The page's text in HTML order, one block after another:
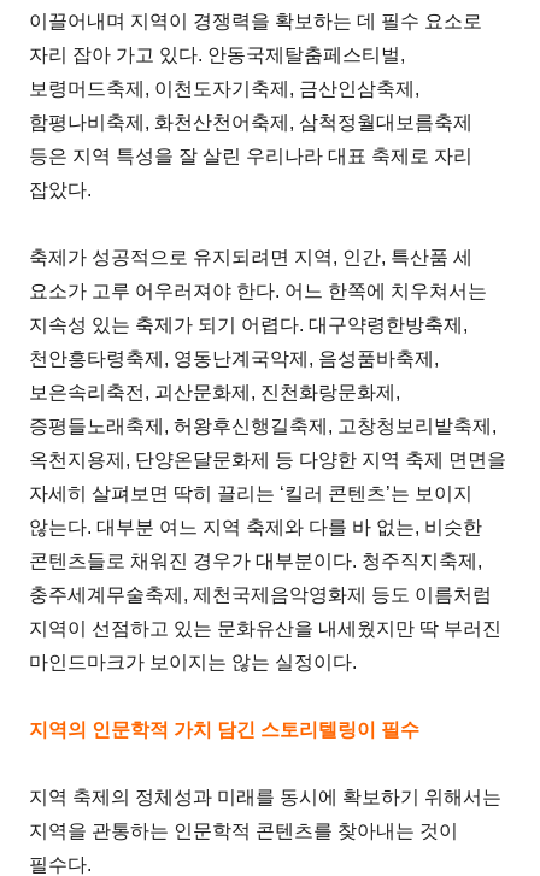
이끌어내며 지역이 경쟁력을 확보하는 데 필수 요소로
자리 잡아 가고 있다. 안동국제탈춤페스티벌,
보령머드축제, 이천도자기축제, 금산인삼축제,
함평나비축제, 화천산천어축제, 삼척정월대보름축제
등은 지역 특성을 잘 살린 우리나라 대표 축제로 자리
잡았다.
축제가 성공적으로 유지되려면 지역, 인간, 특산품 세
요소가 고루 어우러져야 한다. 어느 한쪽에 치우쳐서는
지속성 있는 축제가 되기 어렵다. 대구약령한방축제,
천안흥타령축제, 영동난계국악제, 음성품바축제,
보은속리축전, 괴산문화제, 진천화랑문화제,
증평들노래축제, 허왕후신행길축제, 고창청보리밭축제,
옥천지용제, 단양온달문화제 등 다양한 지역 축제 면면을
자세히 살펴보면 딱히 끌리는 ‘킬러 콘텐츠’는 보이지
않는다. 대부분 여느 지역 축제와 다를 바 없는, 비슷한
콘텐츠들로 채워진 경우가 대부분이다. 청주직지축제,
충주세계무술축제, 제천국제음악영화제 등도 이름처럼
지역이 선점하고 있는 문화유산을 내세웠지만 딱 부러진
마인드마크가 보이지는 않는 실정이다.
지역의 인문학적 가치 담긴 스토리텔링이 필수
지역 축제의 정체성과 미래를 동시에 확보하기 위해서는
지역을 관통하는 인문학적 콘텐츠를 찾아내는 것이
필수다.